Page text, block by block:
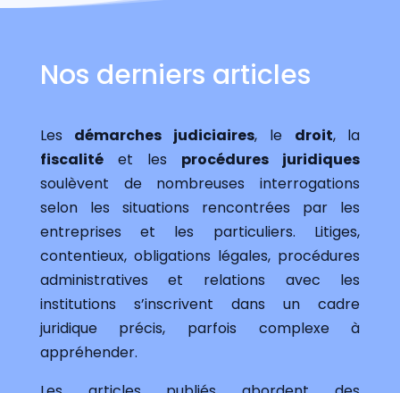
Nos derniers articles
Les démarches judiciaires, le droit, la
fiscalitéet les procédures juridiques
soulèvent de nombreuses interrogations
selon les situations rencontrées par les
entreprises et les particuliers. Litiges,
contentieux, obligations légales, procédures
administratives et relations avec les
institutions s’inscrivent dans un cadre
juridique précis, parfois complexe à
appréhender.